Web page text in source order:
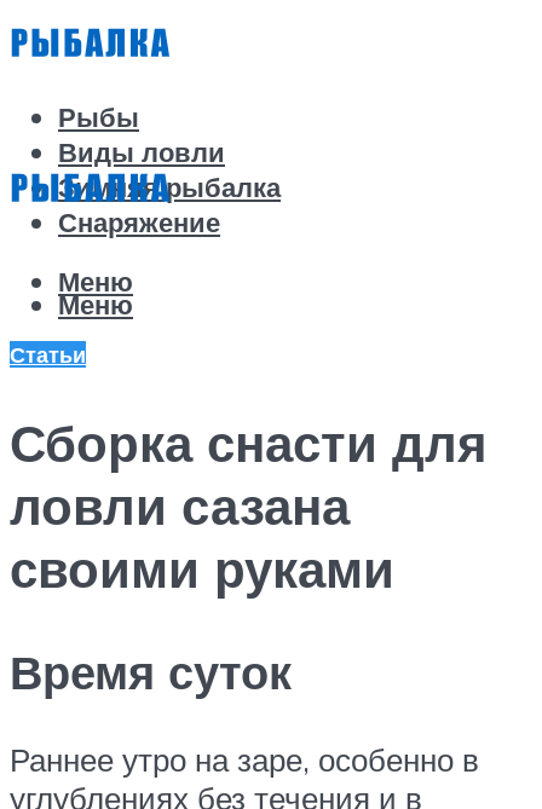
Рыбы
Виды ловли
Зимняя рыбалка
Снаряжение
Меню
Меню
Статьи
Сборка снасти для
ловли сазана
своими руками
Время суток
Раннее утро на заре, особенно в
углублениях без течения и в